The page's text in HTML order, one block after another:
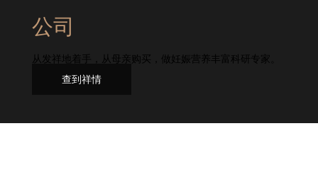
公司
从发祥地着手，从母亲购买，做妊娠营养丰富科研专家。
查到祥情